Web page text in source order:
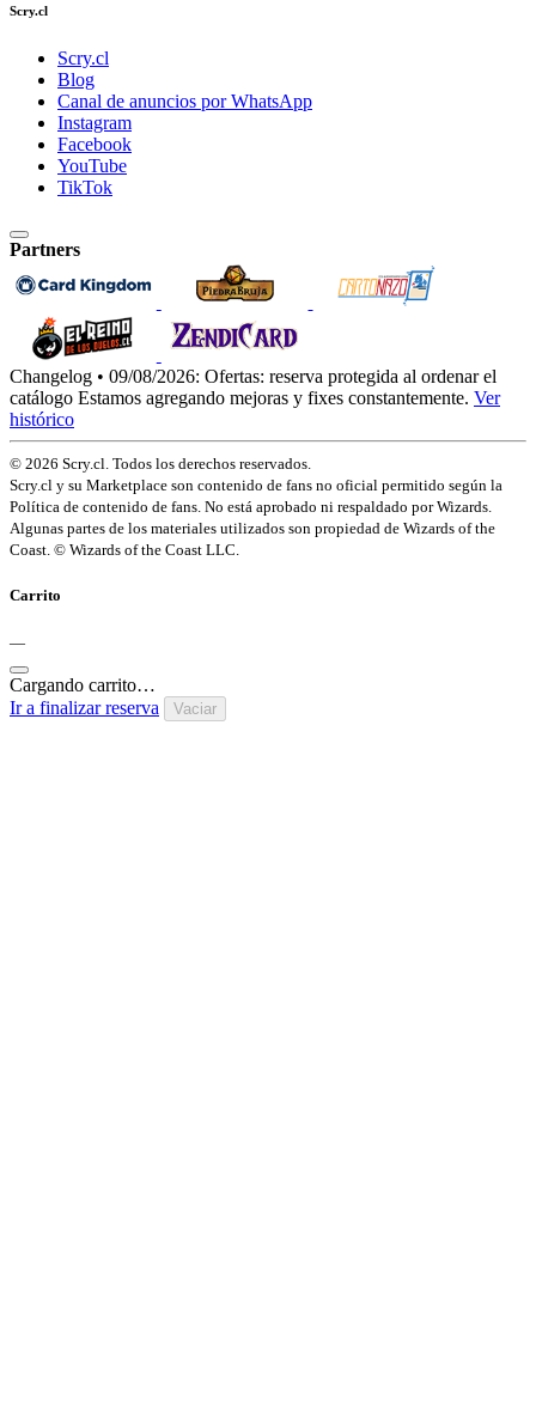
Scry.cl
Scry.cl
Blog
Canal de anuncios por WhatsApp
Instagram
Facebook
YouTube
TikTok
Partners
Changelog • 09/08/2026: Ofertas: reserva protegida al ordenar el
catálogo Estamos agregando mejoras y fixes constantemente. Ver
histórico
© 2026 Scry.cl. Todos los derechos reservados.
Scry.cl y su Marketplace son contenido de fans no oficial permitido según la
Política de contenido de fans. No está aprobado ni respaldado por Wizards.
Algunas partes de los materiales utilizados son propiedad de Wizards of the
Coast. © Wizards of the Coast LLC.
Carrito
—
Cargando carrito…
Ir a finalizar reserva
Vaciar